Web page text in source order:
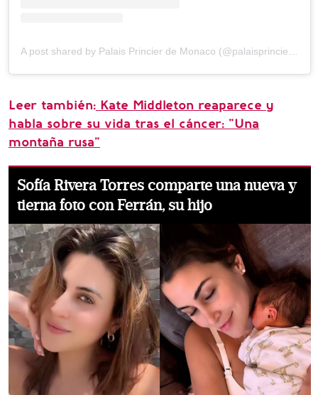
A post shared by Palais Princier de Monaco (@palaisprincierdemonaco)
Leer también: Kate Middleton reaparece y
habla sobre su vida tras el cáncer: "Una
montaña rusa"
Sofía Rivera Torres comparte una nueva y
tierna foto con Ferrán, su hijo